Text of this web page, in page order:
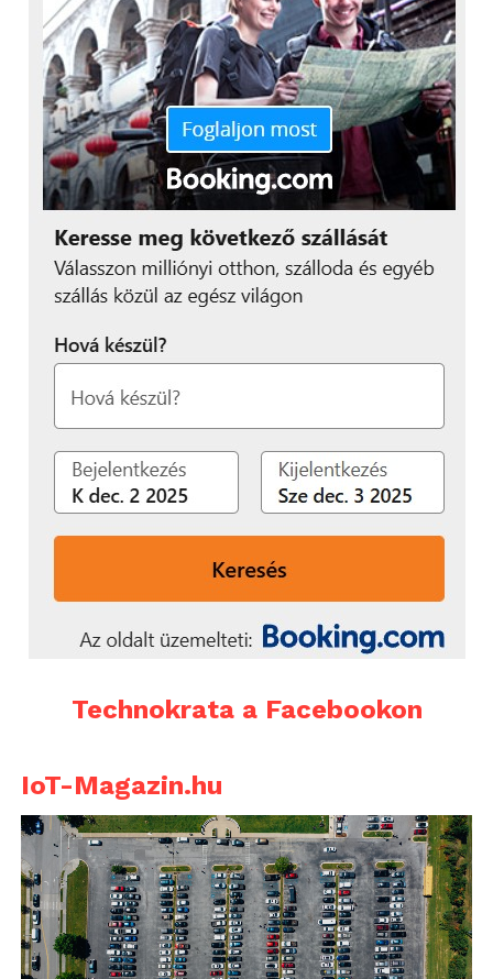
Technokrata a Facebookon
IoT-Magazin.hu